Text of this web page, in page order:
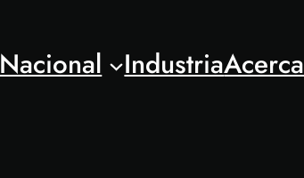
Nacional IndustriaAcerca